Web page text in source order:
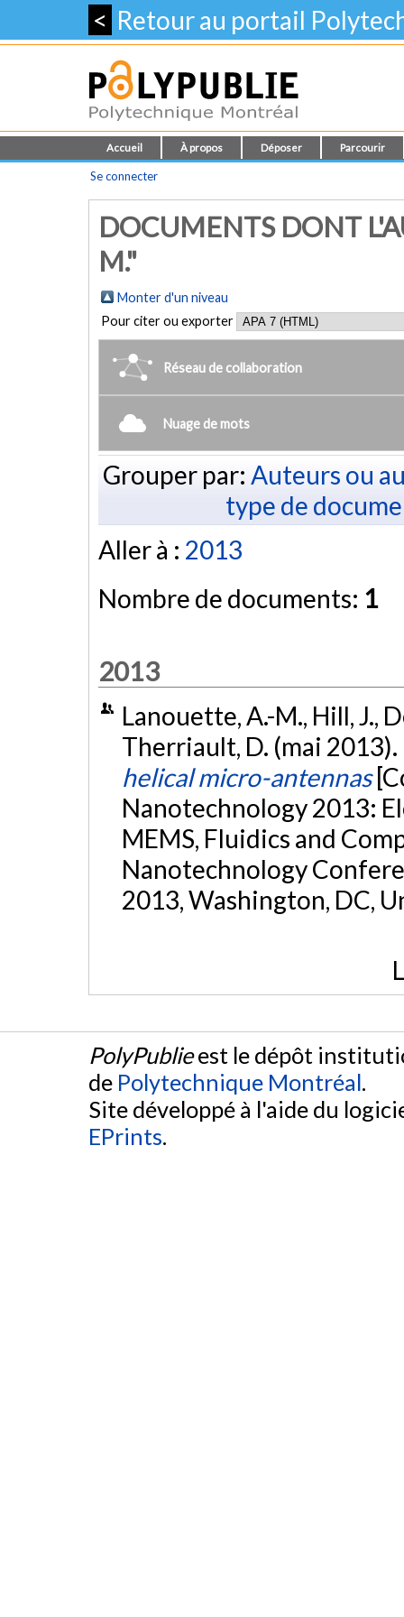
< Retour au portail
Accueil À propos Déposer Parcourir
Se connecter
DOCUMENTS DONT
M."
Monter d'un niveau
Pour citer ou exporter
Réseau de collaboration
Nuage de mots
Grouper par: Auteurs ou
type de
Aller à : 2013
Nombre de documents: 1
2013
Lanouette, A.-M., Hill, J.,
Therriault, D. (mai 2013).
helical micro-antennas
Nanotechnology 2013:
MEMS, Fluidics and
Nanotechnology
2013, Washington, DC,
PolyPublieest le dépôt
de Polytechnique Montréal.
Site développé à l'aide du
EPrints.